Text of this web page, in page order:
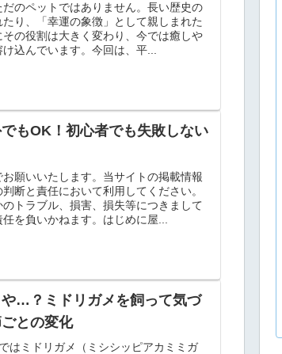
のペットではありません。長い歴史の
り、「幸運の象徴」として親しまれた
の役割は大きく変わり、今では癒しや
込んでいます。今回は、平...
もOK！初心者でも失敗しない
願いいたします。当サイトの掲載情報
断と責任において利用してください。
トラブル、損害、損失等につきまして
を負いかねます。はじめに屋...
…？ミドリガメを飼って気づ
との変化
はミドリガメ（ミシシッピアカミミガ